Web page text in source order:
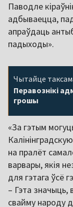
Паводле
адбываецца,
апраўдаць
падыходы».
Чытайце
Перавознікі
грошы
«За гэтым
на пралёт
варвары, якія
для гэтага ўсё
– Гэта значыць,
свайму народу